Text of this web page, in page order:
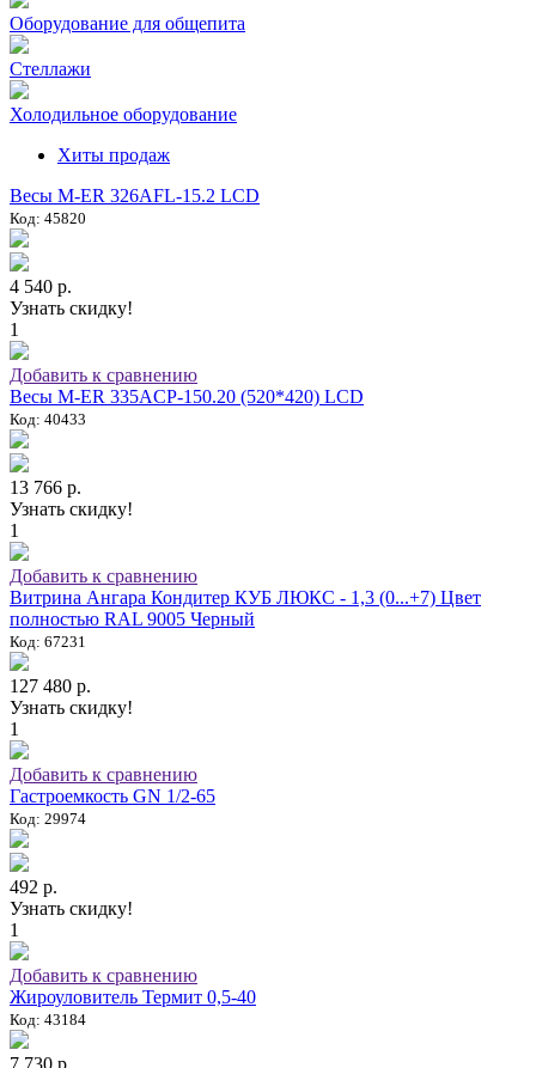
Оборудование для общепита
Стеллажи
Холодильное оборудование
Хиты продаж
Весы M-ER 326AFL-15.2 LCD
Код: 45820
4 540 р.
Узнать скидку!
1
Добавить к сравнению
Весы M-ER 335ACP-150.20 (520*420) LCD
Код: 40433
13 766 р.
Узнать скидку!
1
Добавить к сравнению
Витрина Ангара Кондитер КУБ ЛЮКС - 1,3 (0...+7) Цвет
полностью RAL 9005 Черный
Код: 67231
127 480 р.
Узнать скидку!
1
Добавить к сравнению
Гастроемкость GN 1/2-65
Код: 29974
492 р.
Узнать скидку!
1
Добавить к сравнению
Жироуловитель Термит 0,5-40
Код: 43184
7 730 р.